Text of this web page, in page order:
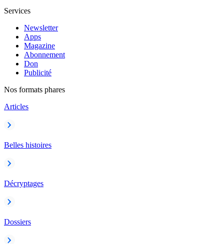
Services
Newsletter
Apps
Magazine
Abonnement
Don
Publicité
Nos formats phares
Articles
Belles histoires
Décryptages
Dossiers